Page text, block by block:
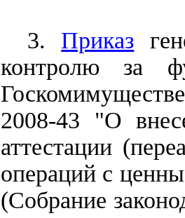
3. Приказ
контролю за
2008-43 "О
аттестации
операций с
(Собрание